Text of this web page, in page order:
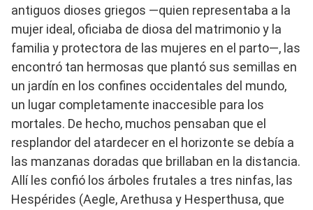
antiguos dioses griegos —quien representaba a la
mujer ideal, oficiaba de diosa del matrimonio y la
familia y protectora de las mujeres en el parto—, las
encontró tan hermosas que plantó sus semillas en
un jardín en los confines occidentales del mundo,
un lugar completamente inaccesible para los
mortales. De hecho, muchos pensaban que el
resplandor del atardecer en el horizonte se debía a
las manzanas doradas que brillaban en la distancia.
Allí les confió los árboles frutales a tres ninfas, las
Hespérides (Aegle, Arethusa y Hesperthusa, que